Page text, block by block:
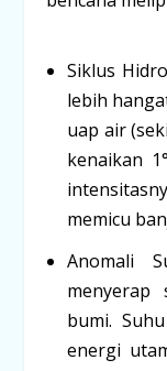
Siklus
lebih
uap air
kenaikan
memicu
Anomali
bumi.
energi